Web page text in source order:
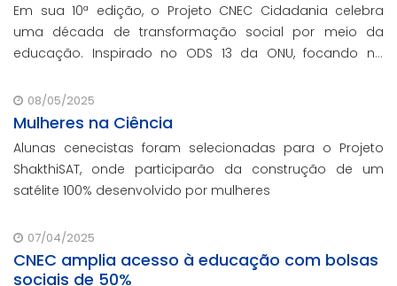
Em sua 10ª edição, o Projeto CNEC Cidadania celebra
uma década de transformação social por meio da
educação. Inspirado no ODS 13 da ONU, focando no
promoção da sustentabilidade.
08/05/2025
Mulheres na Ciência
Alunas cenecistas foram selecionadas para o Projeto
ShakthiSAT, onde participarão da construção de um
satélite 100% desenvolvido por mulheres
07/04/2025
CNEC amplia acesso à educação com bolsas
sociais de 50%